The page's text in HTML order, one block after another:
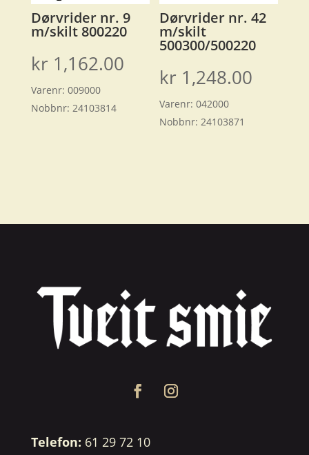
Dørvrider nr. 9
m/skilt 800220
kr 1,162.00
Varenr: 009000
Nobbnr: 24103814
Dørvrider nr. 42
m/skilt
500300/500220
kr 1,248.00
Varenr:042000
Nobbnr:24103871
Telefon: 61 29 72 10